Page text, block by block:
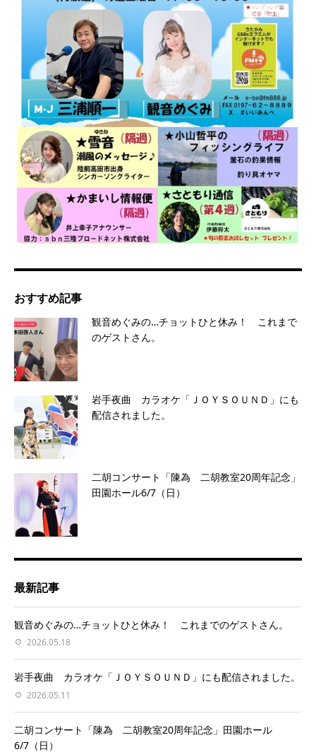
おすすめ記事
観音めぐみの…チョットひと休み！ これまで
のゲストさん。
岩手夜曲 カラオケ「ＪＯＹＳＯＵＮＤ」にも
配信されました。
二胡コンサート「陳為 二胡教室20周年記念」
田園ホール6/7（日）
最新記事
観音めぐみの…チョットひと休み！ これまでのゲストさん。
2026.05.18
岩手夜曲 カラオケ「ＪＯＹＳＯＵＮＤ」にも配信されました。
2026.05.11
二胡コンサート「陳為 二胡教室20周年記念」田園ホール
6/7（日）